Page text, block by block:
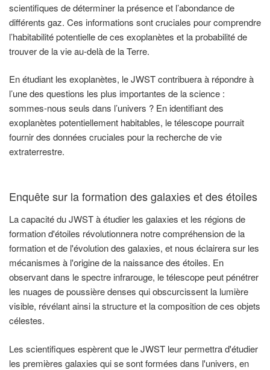
scientifiques de déterminer la présence et l’abondance de
différents gaz. Ces informations sont cruciales pour comprendre
l’habitabilité potentielle de ces exoplanètes et la probabilité de
trouver de la vie au-delà de la Terre.
En étudiant les exoplanètes, le JWST contribuera à répondre à
l’une des questions les plus importantes de la science :
sommes-nous seuls dans l’univers ? En identifiant des
exoplanètes potentiellement habitables, le télescope pourrait
fournir des données cruciales pour la recherche de vie
extraterrestre.
Enquête sur la formation des galaxies et des étoiles
La capacité du JWST à étudier les galaxies et les régions de
formation d'étoiles révolutionnera notre compréhension de la
formation et de l'évolution des galaxies, et nous éclairera sur les
mécanismes à l'origine de la naissance des étoiles. En
observant dans le spectre infrarouge, le télescope peut pénétrer
les nuages de poussière denses qui obscurcissent la lumière
visible, révélant ainsi la structure et la composition de ces objets
célestes.
Les scientifiques espèrent que le JWST leur permettra d'étudier
les premières galaxies qui se sont formées dans l'univers, en